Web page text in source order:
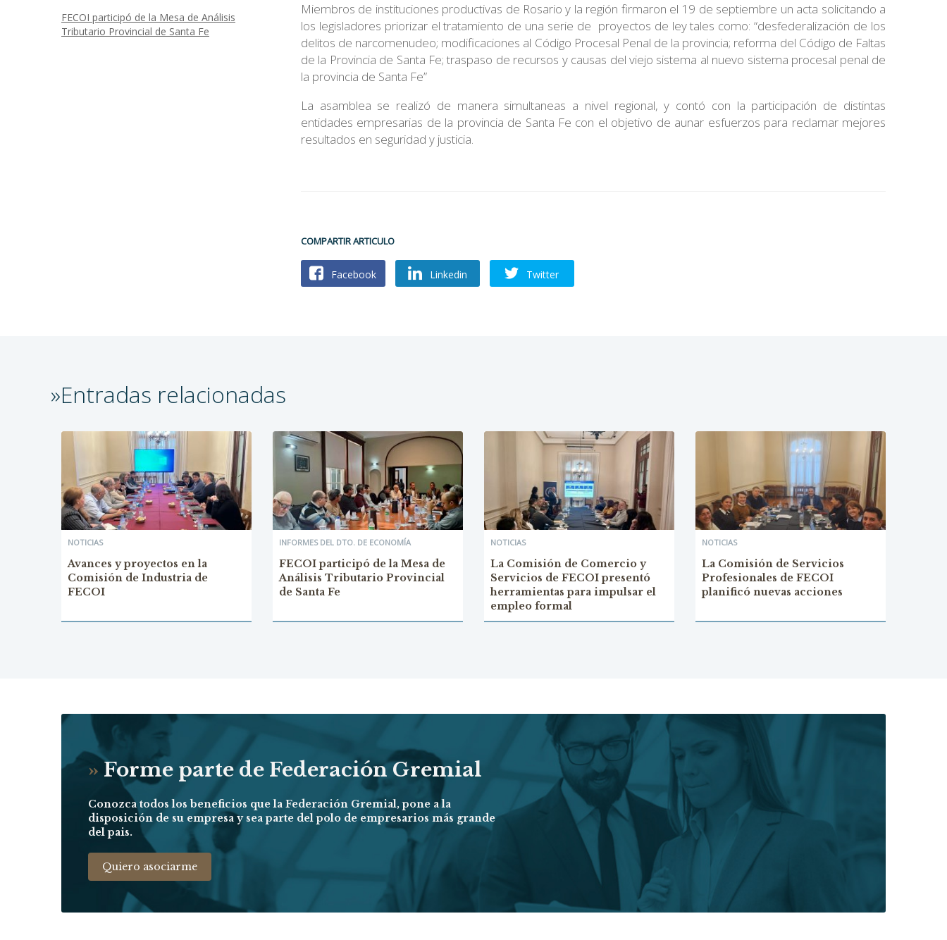
FECOI participó de la Mesa de Análisis
Tributario Provincial de Santa Fe
Miembros de instituciones productivas de Rosario y la región firmaron el 19 de septiembre un acta solicitando a
los legisladores priorizar el tratamiento de una serie de proyectos de ley tales como: “desfederalización de los
delitos de narcomenudeo; modificaciones al Código Procesal Penal de la provincia; reforma del Código de Faltas
de la Provincia de Santa Fe; traspaso de recursos y causas del viejo sistema al nuevo sistema procesal penal de
la provincia de Santa Fe”
La asamblea se realizó de manera simultaneas a nivel regional, y contó con la participación de distintas
entidades empresarias de la provincia de Santa Fe con el objetivo de aunar esfuerzos para reclamar mejores
resultados en seguridad y justicia.
COMPARTIR ARTICULO
Facebook Linkedin Twitter
»Entradas relacionadas
NOTICIAS
Avances y proyectos en la
Comisión de Industria de
FECOI
INFORMES DEL DTO. DE ECONOMÍA
FECOI participó de la Mesa de
Análisis Tributario Provincial
de Santa Fe
NOTICIAS
La Comisión de Comercio y
Servicios de FECOI presentó
herramientas para impulsar el
empleo formal
NOTICIAS
La Comisión de Servicios
Profesionales de FECOI
planificó nuevas acciones
» Forme parte de Federación Gremial
Conozca todos los beneficios que la Federación Gremial, pone a la
disposición de su empresa y sea parte del polo de empresarios más grande
del pais.
Quiero asociarme